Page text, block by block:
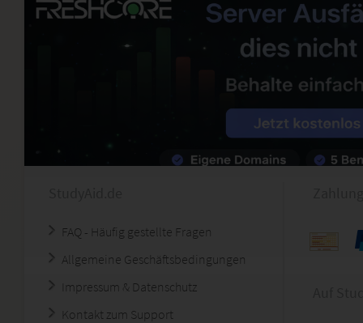
FAQ - Häufig gestellte Fragen
Allgemeine Geschäftsbedingungen
Impressum & Datenschutz
Kontakt zum Support